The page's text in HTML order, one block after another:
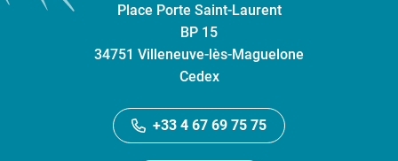
Place Porte Saint-Laurent
BP 15
34751 Villeneuve-lès-Maguelone
Cedex
+33 4 67 69 75 75